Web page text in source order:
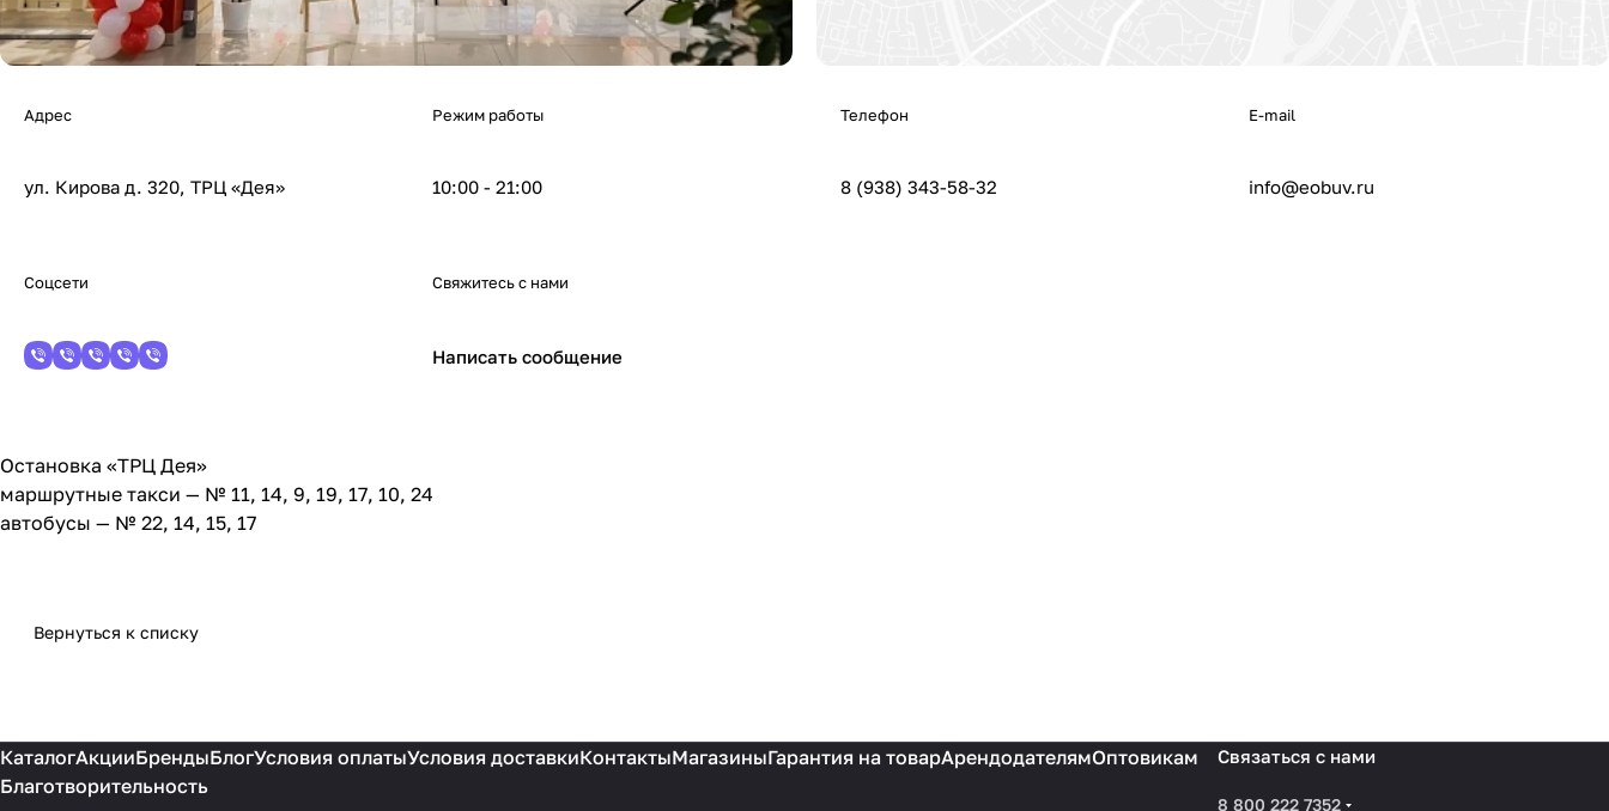
Адрес
ул. Кирова д. 320, ТРЦ «Дея»
Режим работы
10:00 - 21:00
Телефон
8 (938) 343-58-32
E-mail
info@eobuv.ru
Соцсети Свяжитесь с нами
Написать сообщение
Остановка «ТРЦ Дея»
маршрутные такси — № 11, 14, 9, 19, 17, 10, 24
автобусы — № 22, 14, 15, 17
Вернуться к списку
КаталогАкцииБрендыБлогУсловия оплатыУсловия доставкиКонтактыМагазиныГарантия на товарАрендодателямОптовикам
Благотворительность
Связаться с нами
8 800 222 7352